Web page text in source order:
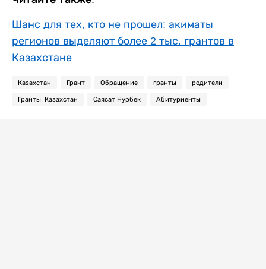
Шанс для тех, кто не прошел: акиматы
регионов выделяют более 2 тыс. грантов в
Казахстане
Казахстан Грант Обращение гранты родители
Гранты. Казахстан Саясат Нурбек Абитуриенты